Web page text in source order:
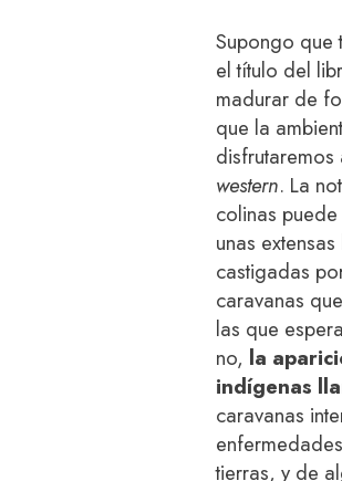
Supongo que
el título del
madurar de
que la
western. La
colinas
unas
castigadas
caravanas
las que
no, la
indígenas
caravanas
tierras, y de